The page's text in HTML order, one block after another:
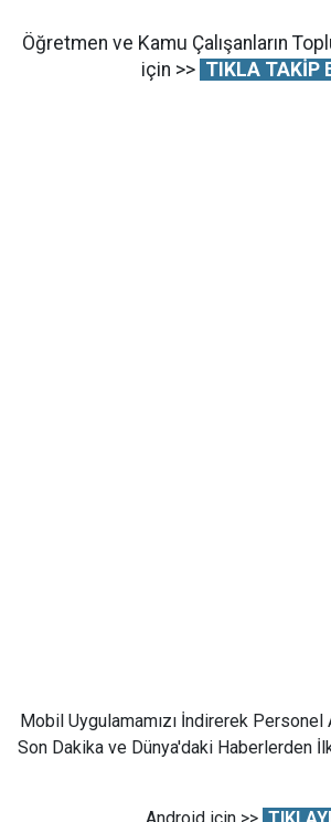
Öğretmen ve Kamu Çalışanların
için >> TIKLA TAKİP
Mobil Uygulamamızı İndirerek Personel
Son Dakika ve Dünya'daki Haberlerden